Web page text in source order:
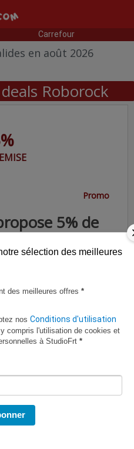
Carrefour
en août 2026
Roborock
Promo
5% de
de réduction de 5 % et
offres sur la boutique
France.
sélection des meilleures
des meilleures offres *
nos Conditions d'utilisation
compris l'utilisation de cookies et
à StudioFrt *